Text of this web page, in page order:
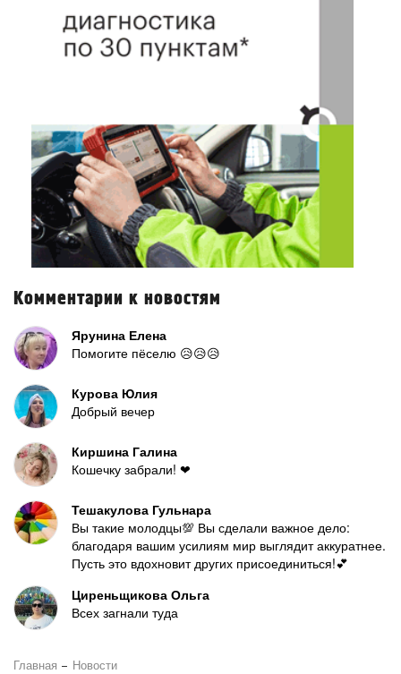
Комментарии к новостям
Ярунина Елена
Помогите пёселю 😥😥😥
Курова Юлия
Добрый вечер
Киршина Галина
Кошечку забрали! ❤
Тешакулова Гульнара
Вы такие молодцы💯 Вы сделали важное дело:
благодаря вашим усилиям мир выглядит аккуратнее.
Пусть это вдохновит других присоединиться!💕
Циреньщикова Ольга
Всех загнали туда
Главная Новости